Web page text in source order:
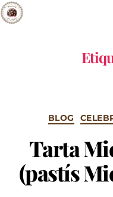
BLOG
Tarta
(pastís